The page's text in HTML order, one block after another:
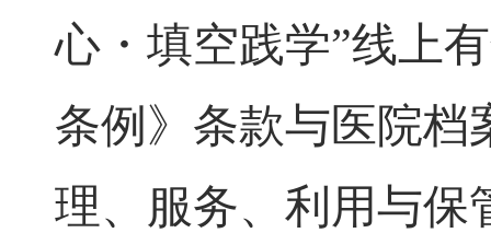
心・填空践学”线上
条例》条款与医院档
理、服务、利用与保